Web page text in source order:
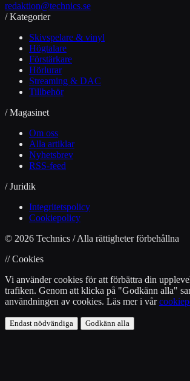
redaktion@technics.se
/ Kategorier
Skivspelare & vinyl
Högtalare
Förstärkare
Hörlurar
Streaming & DAC
Tillbehör
/ Magasinet
Om oss
Alla artiklar
Nyhetsbrev
RSS-feed
/ Juridik
Integritetspolicy
Cookiepolicy
© 2026 Technics / Alla rättigheter förbehållna
// Cookies
Vi använder cookies för att förbättra din
trafiken. Genom att klicka på "Godkänn alla"
användningen av cookies. Läs mer i vår
Endast nödvändiga Godkänn alla